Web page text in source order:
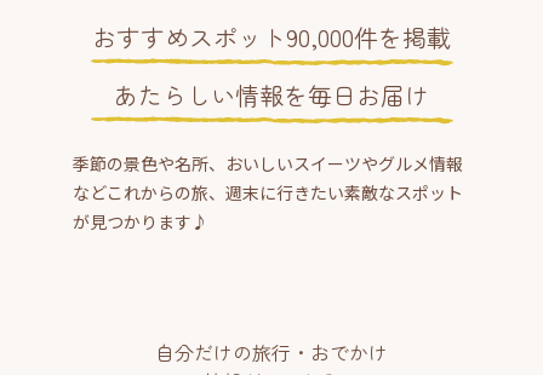
おすすめスポット90,000件を掲載
あたらしい情報を毎日お届け
季節の景色や名所、おいしいスイーツやグルメ情報
などこれからの旅、週末に行きたい素敵なスポット
が見つかります♪
自分だけの旅行・おでかけ